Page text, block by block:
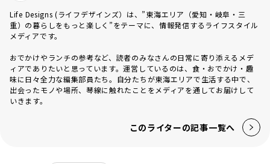
Life Designs (ライフデザインズ）は、”東海エリア（愛知・岐阜・三
重）の暮らしをもっと楽しく”をテーマに、情報発信するライフスタイル
メディアです。
おでかけやランチの参考など、読者のみなさんの日常に寄り添えるメデ
ィアでありたいと思っています。運営しているのは、食・おでかけ・趣
味に日々全力な編集部員たち。自分たちが東海エリアで生活する中で、
出会ったモノや場所、琴線に触れたことをメディアを通してお届けして
いきます。
このライターの記事一覧へ